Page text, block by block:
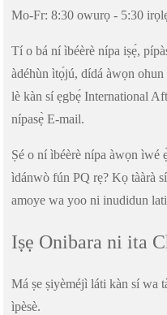
Mo-Fr: 8:30 owurọ - 5:30
Tí o bá ní ìbéèrè nípa iṣẹ́,
àdéhùn ìtọ́jú, dídá àwọn
lè kàn sí ẹgbẹ́ International
nípasẹ̀ E-mail.
Ṣé o ní ìbéèrè nípa àwọn ìwé
ìdánwò fún PQ rẹ? Kọ tààrà sí
amoye wa yoo ni inudidun
Iṣẹ Onibara ni ita
Má ṣe ṣiyèméjì láti kàn sí wa
ìpèsè.